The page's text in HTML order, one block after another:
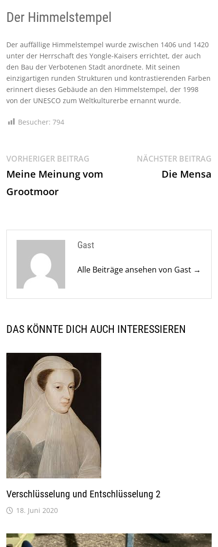
Der Himmelstempel
Der auffällige Himmelstempel wurde zwischen 1406 und 1420
unter der Herrschaft des Yongle-Kaisers errichtet, der auch
den Bau der Verbotenen Stadt anordnete. Mit seinen
einzigartigen runden Strukturen und kontrastierenden Farben
erinnert dieses Gebäude an den Himmelstempel, der 1998
von der UNESCO zum Weltkulturerbe ernannt wurde.
Besucher: 794
Beitragsnavigation
VORHERIGER BEITRAGVorheriger
Meine Meinung vom
Grootmoor
NÄCHSTER BEITRAG
Die Mensa
Gast
Alle Beiträge ansehen von Gast →
DAS KÖNNTE DICH AUCH INTERESSIEREN
Verschlüsselung und Entschlüsselung 2
18. Juni 2020